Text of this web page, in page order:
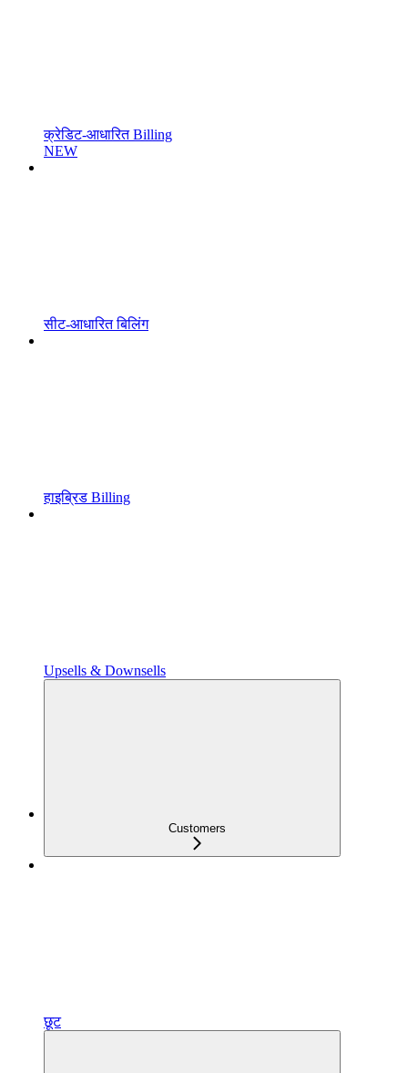
क्रेडिट-आधारित Billing
NEW
सीट-आधारित बिलिंग
हाइब्रिड Billing
Upsells & Downsells
Customers
छूट